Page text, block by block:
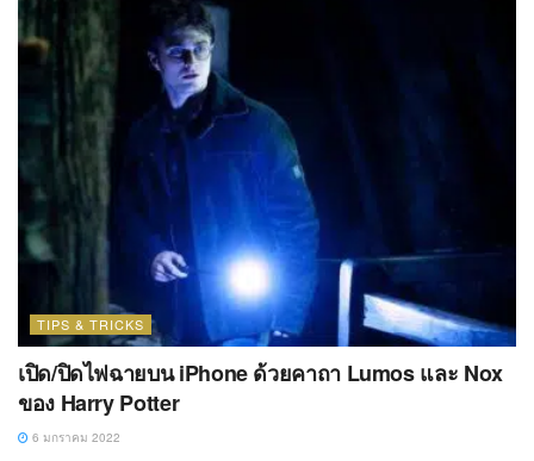
TIPS & TRICKS
เปิด/ปิดไฟฉายบน iPhone ด้วยคาถา Lumos และ Nox
ของ Harry Potter
6 มกราคม 2022